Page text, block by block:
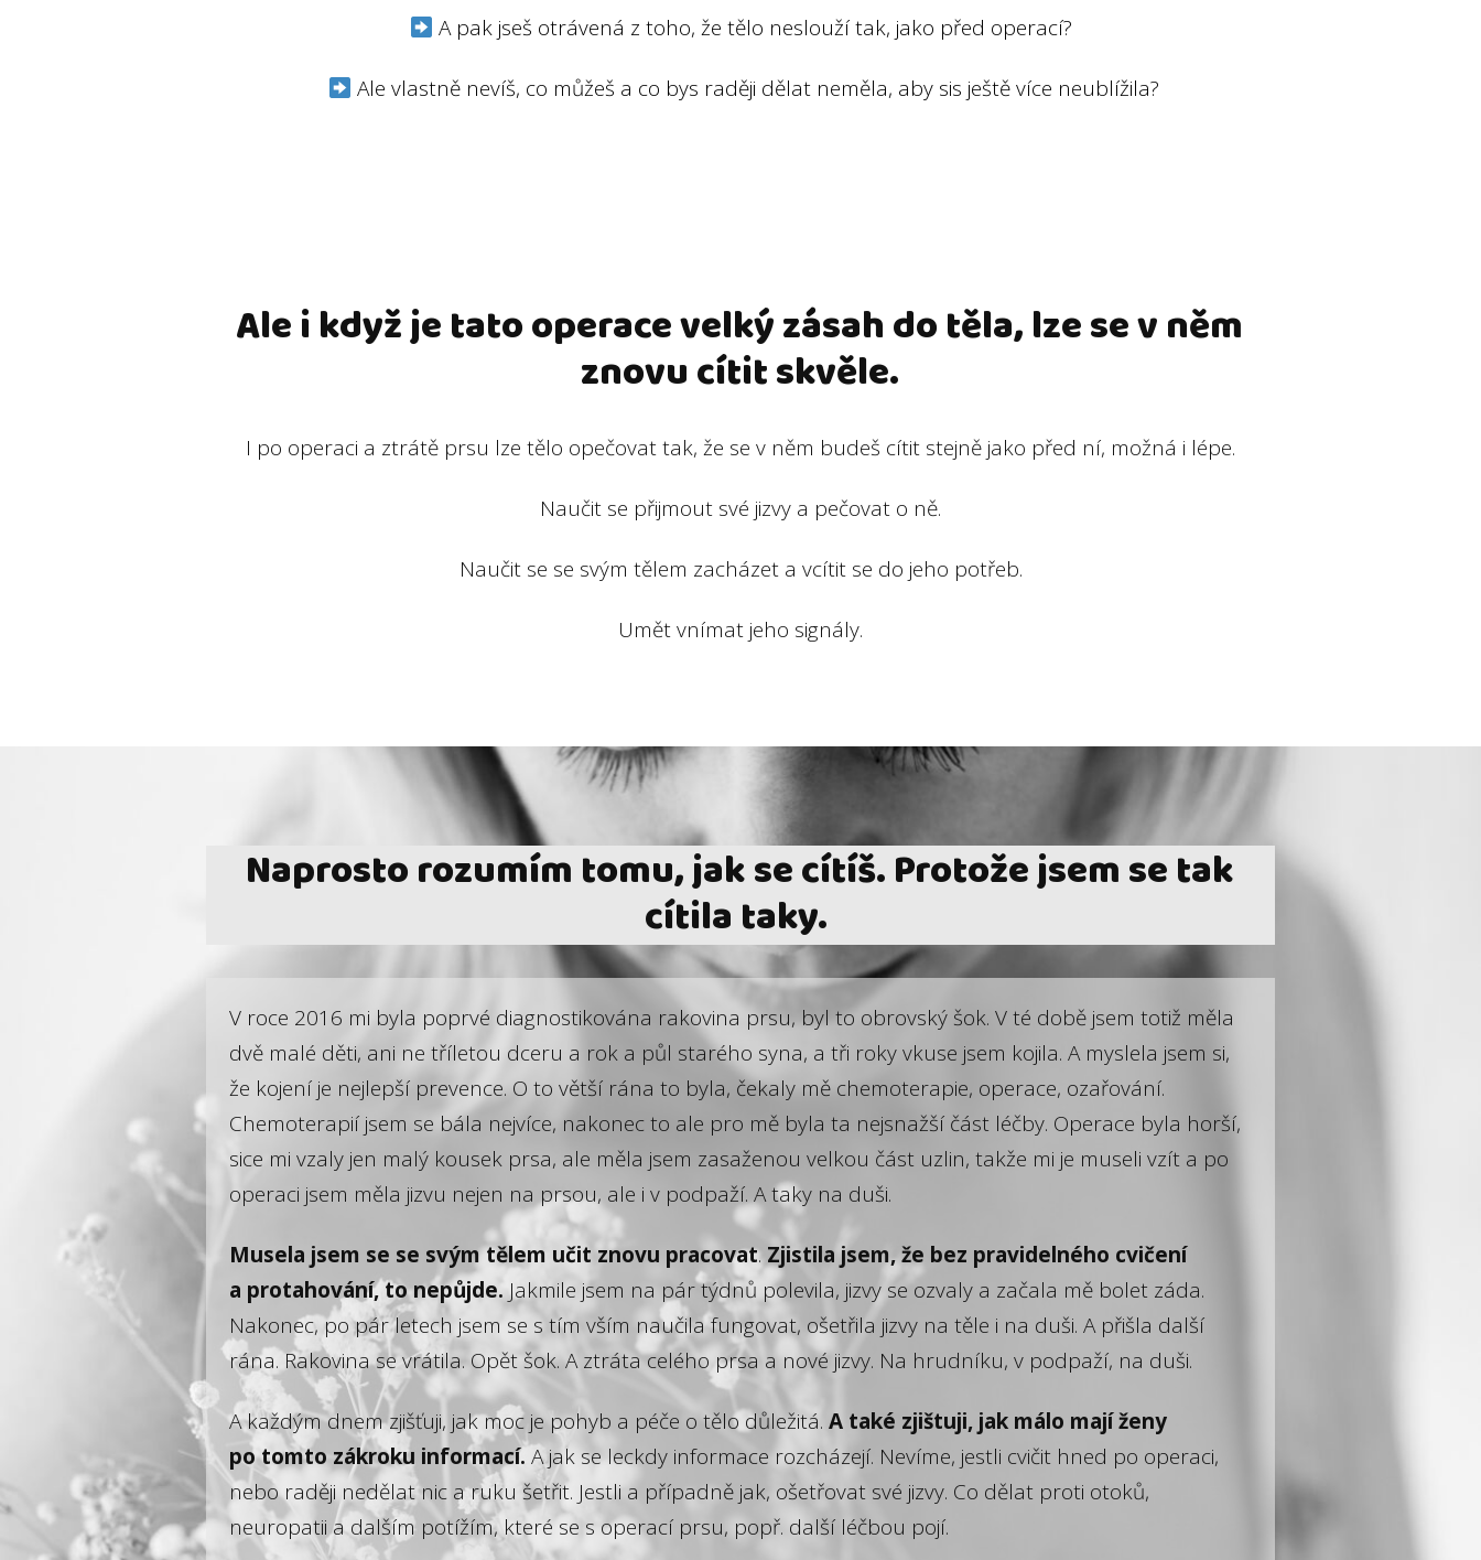
A pak jseš otrávená z toho, že tělo neslouží tak, jako před operací?
Ale vlastně nevíš, co můžeš a co bys raději dělat neměla, aby sis ještě více neublížila?
Ale i když je tato operace velký zásah do těla, lze se v něm
znovu cítit skvěle.
I po operaci a ztrátě prsu lze tělo opečovat tak, že se v něm budeš cítit stejně jako před ní, možná i lépe.
Naučit se přijmout své jizvy a pečovat o ně.
Naučit se se svým tělem zacházet a vcítit se do jeho potřeb.
Umět vnímat jeho signály.
Naprosto rozumím tomu, jak se cítíš. Protože jsem se tak
cítila taky.
V roce 2016 mi byla poprvé diagnostikována rakovina prsu, byl to obrovský šok. V té době jsem totiž měla
dvě malé děti, ani ne tříletou dceru a rok a půl starého syna, a tři roky vkuse jsem kojila. A myslela jsem si,
že kojení je nejlepší prevence. O to větší rána to byla, čekaly mě chemoterapie, operace, ozařování.
Chemoterapií jsem se bála nejvíce, nakonec to ale pro mě byla ta nejsnažší část léčby. Operace byla horší,
sice mi vzaly jen malý kousek prsa, ale měla jsem zasaženou velkou část uzlin, takže mi je museli vzít a po
operaci jsem měla jizvu nejen na prsou, ale i v podpaží. A taky na duši.
Musela jsem se se svým tělem učit znovu pracovat.Zjistila jsem, že bez pravidelného cvičení
a protahování, to nepůjde.Jakmile jsem na pár týdnů polevila, jizvy se ozvaly a začala mě bolet záda.
Nakonec, po pár letech jsem se s tím vším naučila fungovat, ošetřila jizvy na těle i na duši. A přišla další
rána. Rakovina se vrátila. Opět šok. A ztráta celého prsa a nové jizvy. Na hrudníku, v podpaží, na duši.
A každým dnem zjišťuji, jak moc je pohyb a péče o tělo důležitá. A také zjištuji, jak málo mají ženy
po tomto zákroku informací. A jak se leckdy informace rozcházejí. Nevíme, jestli cvičit hned po operaci,
nebo raději nedělat nic a ruku šetřit. Jestli a případně jak, ošetřovat své jizvy. Co dělat proti otoků,
neuropatii a dalším potížím, které se s operací prsu, popř. další léčbou pojí.